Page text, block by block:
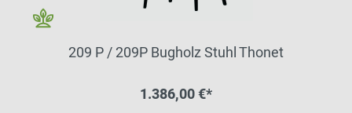
209 P / 209P Bugholz Stuhl Thonet
1.386,00 €*